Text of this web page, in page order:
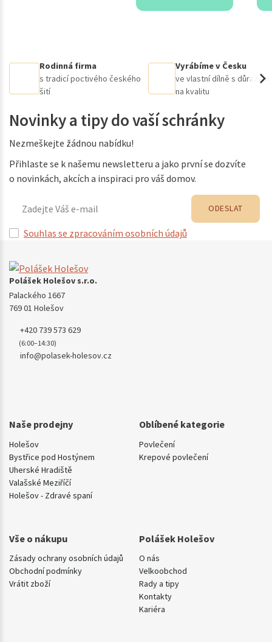
Rodinná firma
s tradicí poctivého českého
šití
Vyrábíme v Česku
ve vlastní dílně s důrazem
na kvalitu
Novinky a tipy do vaší schránky
Nezmeškejte žádnou nabídku!
Přihlaste se k našemu newsletteru a jako první se dozvíte
o novinkách, akcích a inspiraci pro váš domov.
Souhlas se zpracováním osobních údajů
ODESLAT
Polášek Holešov s.r.o.
Palackého 1667
769 01 Holešov
+420 739 573 629
(6:00–14:30)
info@polasek-holesov.cz
Naše prodejny
Holešov
Bystřice pod Hostýnem
Uherské Hradiště
Valašské Meziříčí
Holešov - Zdravé spaní
Oblíbené kategorie
Povlečení
Krepové povlečení
Vše o nákupu
Zásady ochrany osobních údajů
Obchodní podmínky
Vrátit zboží
Polášek Holešov
O nás
Velkoobchod
Rady a tipy
Kontakty
Kariéra